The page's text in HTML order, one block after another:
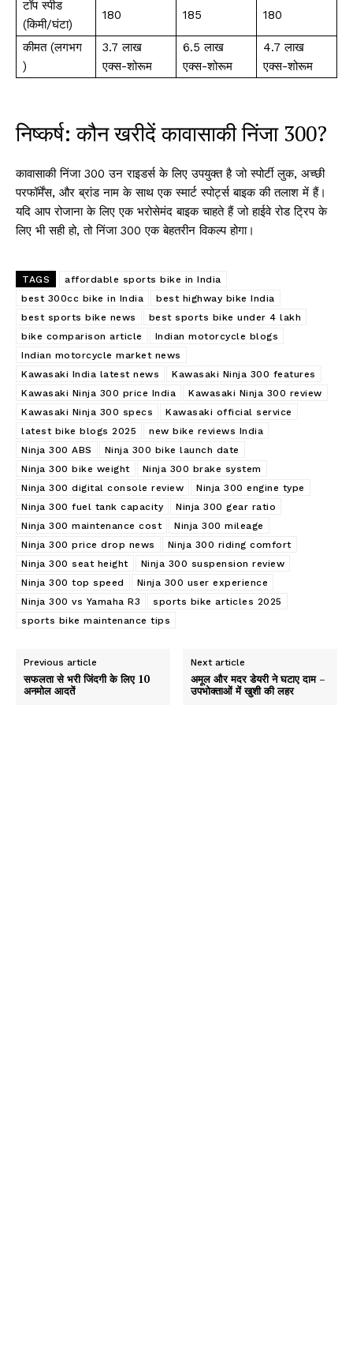
टॉप स्पीड
(किमी/घंटा)
180 185 180
कीमत (लगभग
₹)
3.7 लाख
एक्स-शोरूम
6.5 लाख
एक्स-शोरूम
4.7 लाख
एक्स-शोरूम
निष्कर्ष: कौन खरीदें कावासाकी निंजा 300?
कावासाकी निंजा 300 उन राइडर्स के लिए उपयुक्त है जो स्पोर्टी लुक, अच्छी
परफॉर्मेंस, और ब्रांड नाम के साथ एक स्मार्ट स्पोर्ट्स बाइक की तलाश में हैं।
यदि आप रोजाना के लिए एक भरोसेमंद बाइक चाहते हैं जो हाईवे रोड ट्रिप के
लिए भी सही हो, तो निंजा 300 एक बेहतरीन विकल्प होगा।
TAGS
affordable sports bike in India
best 300cc bike in India
best highway bike India
best sports bike news
best sports bike under 4 lakh
bike comparison article
Indian motorcycle blogs
Indian motorcycle market news
Kawasaki India latest news
Kawasaki Ninja 300 features
Kawasaki Ninja 300 price India
Kawasaki Ninja 300 review
Kawasaki Ninja 300 specs
Kawasaki official service
latest bike blogs 2025
new bike reviews India
Ninja 300 ABS
Ninja 300 bike launch date
Ninja 300 bike weight
Ninja 300 brake system
Ninja 300 digital console review
Ninja 300 engine type
Ninja 300 fuel tank capacity
Ninja 300 gear ratio
Ninja 300 maintenance cost
Ninja 300 mileage
Ninja 300 price drop news
Ninja 300 riding comfort
Ninja 300 seat height
Ninja 300 suspension review
Ninja 300 top speed
Ninja 300 user experience
Ninja 300 vs Yamaha R3
sports bike articles 2025
sports bike maintenance tips
Previous article
सफलता से भरी जिंदगी के लिए 10
अनमोल आदतें
Next article
अमूल और मदर डेयरी ने घटाए दाम –
उपभोक्ताओं में खुशी की लहर